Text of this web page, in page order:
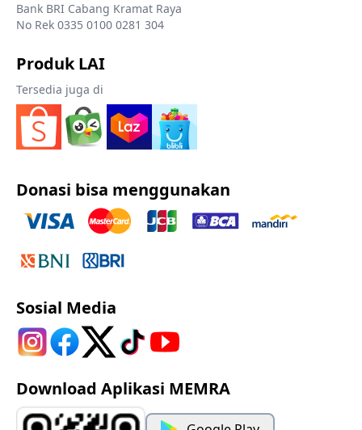
Bank BRI Cabang Kramat Raya
No Rek 0335 0100 0281 304
Produk LAI
Tersedia juga di
Donasi bisa menggunakan
Sosial Media
Download Aplikasi MEMRA